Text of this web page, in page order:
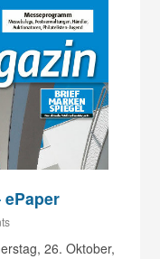
ePaper
26. Oktober,